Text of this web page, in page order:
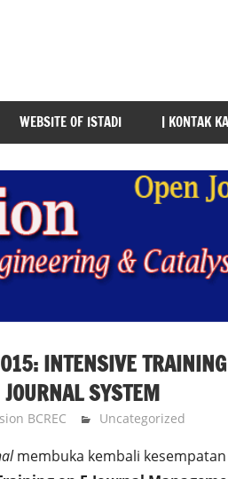
WEBSITE OF ISTADI | KONTAK
INTENSIVE
SYSTEM
BCREC Uncategorized
membuka kembali